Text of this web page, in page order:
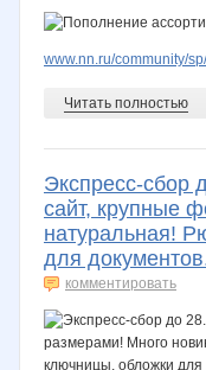
www.nn.ru/community/
Читать полностью
Экспресс-сбор
сайт, крупные
натуральная!
для
комментировать